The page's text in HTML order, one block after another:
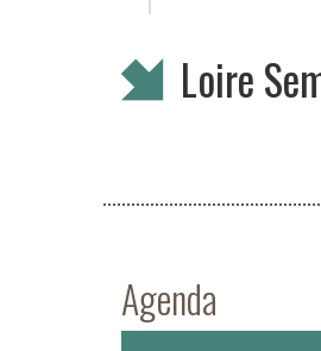
Loire
Agenda